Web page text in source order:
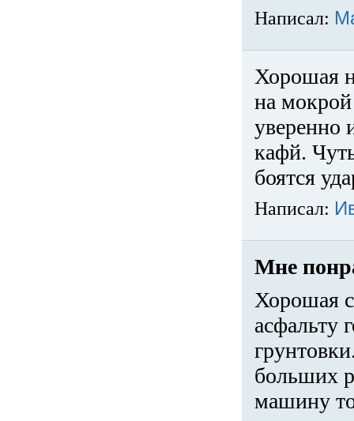
Написал:
Хорошая
на
уверенно
кафй.
боятся
Написал:
Мне
Хорошая
асфальту
больших
машину